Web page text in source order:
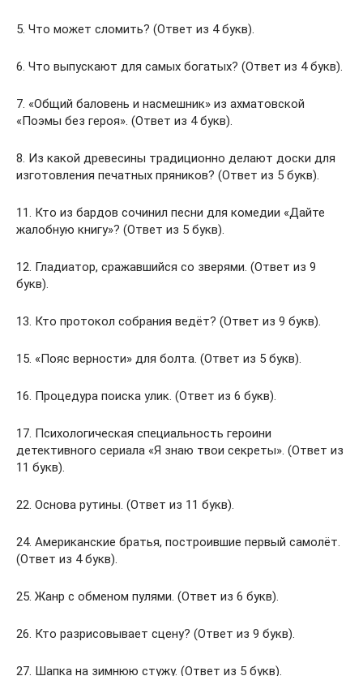
5. Что может сломить? (Ответ из 4 букв).
6. Что выпускают для самых богатых? (Ответ из 4 букв).
7. «Общий баловень и насмешник» из ахматовской
«Поэмы без героя». (Ответ из 4 букв).
8. Из какой древесины традиционно делают доски для
изготовления печатных пряников? (Ответ из 5 букв).
11. Кто из бардов сочинил песни для комедии «Дайте
жалобную книгу»? (Ответ из 5 букв).
12. Гладиатор, сражавшийся со зверями. (Ответ из 9
букв).
13. Кто протокол собрания ведёт? (Ответ из 9 букв).
15. «Пояс верности» для болта. (Ответ из 5 букв).
16. Процедура поиска улик. (Ответ из 6 букв).
17. Психологическая специальность героини
детективного сериала «Я знаю твои секреты». (Ответ из
11 букв).
22. Основа рутины. (Ответ из 11 букв).
24. Американские братья, построившие первый самолёт.
(Ответ из 4 букв).
25. Жанр с обменом пулями. (Ответ из 6 букв).
26. Кто разрисовывает сцену? (Ответ из 9 букв).
27. Шапка на зимнюю стужу. (Ответ из 5 букв).